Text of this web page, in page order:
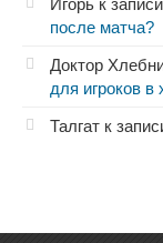
Игорь к записи
после матча?
Доктор
для игроков в
Талгат к